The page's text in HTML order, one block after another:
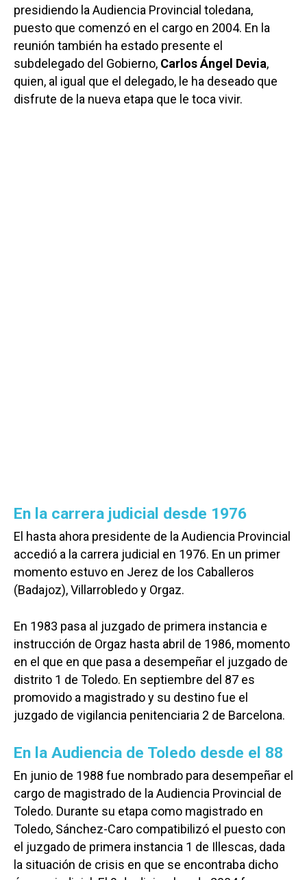
presidiendo la Audiencia Provincial toledana,
puesto que comenzó en el cargo en 2004. En la
reunión también ha estado presente el
subdelegado del Gobierno, Carlos Ángel Devia,
quien, al igual que el delegado, le ha deseado que
disfrute de la nueva etapa que le toca vivir.
En la carrera judicial desde 1976
El hasta ahora presidente de la Audiencia Provincial
accedió a la carrera judicial en 1976. En un primer
momento estuvo en Jerez de los Caballeros
(Badajoz), Villarrobledo y Orgaz.
En 1983 pasa al juzgado de primera instancia e
instrucción de Orgaz hasta abril de 1986, momento
en el que en que pasa a desempeñar el juzgado de
distrito 1 de Toledo. En septiembre del 87 es
promovido a magistrado y su destino fue el
juzgado de vigilancia penitenciaria 2 de Barcelona.
En la Audiencia de Toledo desde el 88
En junio de 1988 fue nombrado para desempeñar el
cargo de magistrado de la Audiencia Provincial de
Toledo. Durante su etapa como magistrado en
Toledo, Sánchez-Caro compatibilizó el puesto con
el juzgado de primera instancia 1 de Illescas, dada
la situación de crisis en que se encontraba dicho